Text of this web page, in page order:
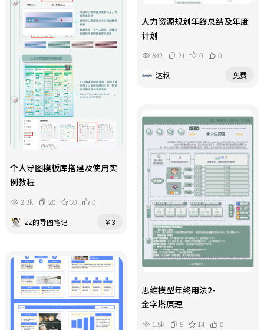
心日常、双人演绎友好相处等丰富互
动环节。在掷棋闯关、完成任务、积
攒冷静勋章的过程中，孩子会主动分
辨开心、生气、委屈、烦躁等不同情
绪，学习深呼吸、自我拥抱、轻声倾
萌治愈、任务难度循序渐进，摆脱枯
燥的说教式情绪教育，让孩子在同伴
掌握疏导负面情绪的技巧，轻松养成
平和稳定的心态。用万兴脑图制作的
可爱棋盘，快和孩子一起驯服小怪兽
举一反三，轻松掌握更多相关单词。
业优化+新兴产业培育”），用图标
+文字强化可读性。
个人导图模板库搭建及使用实
例教程
2.3k 20 30
0
zz的导图笔记
￥3
人力资源规划年终总结及年度
计划
842 21 0
0
达叔
免费
思维模型年终用法2-
金字塔原理
1.5k 5 14
0